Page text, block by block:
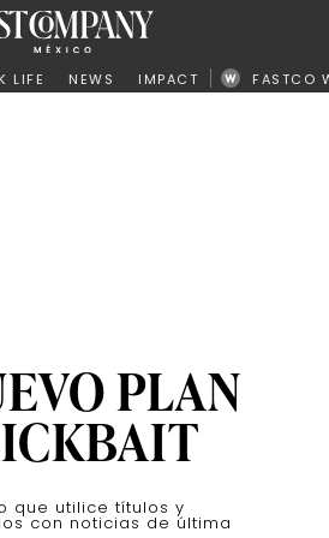
LIFE NEWS IMPACT FASTCO
PLAN
que utilice títulos y
con noticias de última